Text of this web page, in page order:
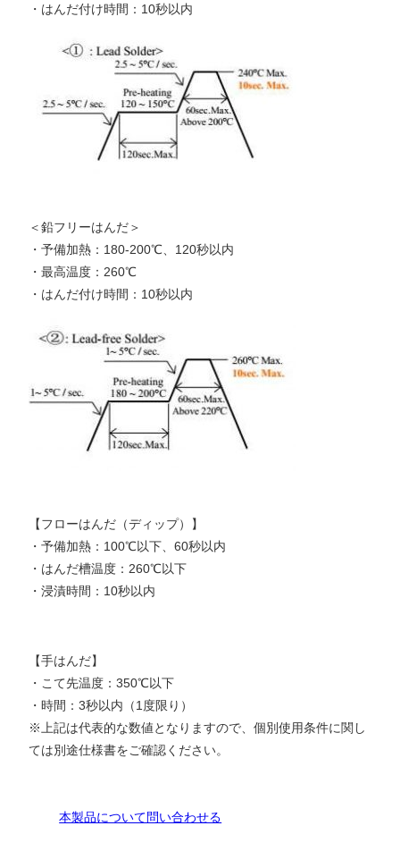
・はんだ付け時間：10秒以内
＜鉛フリーはんだ＞
・予備加熱：180-200℃、120秒以内
・最高温度：260℃
・はんだ付け時間：10秒以内
【フローはんだ（ディップ）】
・予備加熱：100℃以下、60秒以内
・はんだ槽温度：260℃以下
・浸漬時間：10秒以内
【手はんだ】
・こて先温度：350℃以下
・時間：3秒以内（1度限り）
※上記は代表的な数値となりますので、個別使用条件に関し
ては別途仕様書をご確認ください。
本製品について問い合わせる